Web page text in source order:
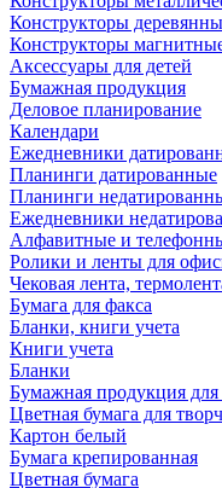
Конструкторы
Конструкторы
Аксессуары для детей
Бумажная продукция
Деловое планирование
Календари
Ежедневники
Планинги датированные
Планинги
Ежедневники
Алфавитные и
Ролики и ленты для
Чековая лента,
Бумага для факса
Бланки, книги учета
Книги учета
Бланки
Бумажная продукция для
Цветная бумага для
Картон белый
Бумага крепированная
Цветная бумага